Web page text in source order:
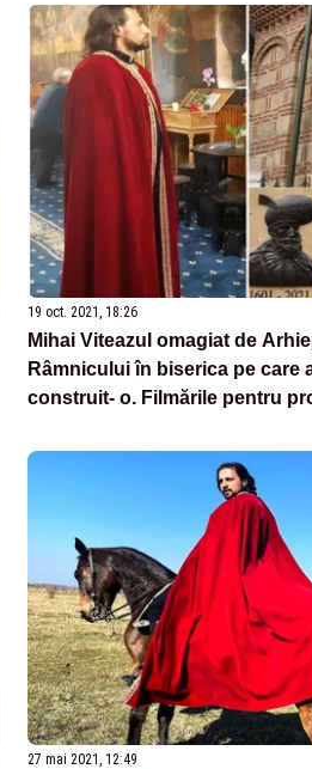
19 oct. 2021, 18:26
Mihai Viteazul omagiat de
Râmnicului în biserica pe care
construit- o. Filmările pentru
27 mai 2021, 12:49